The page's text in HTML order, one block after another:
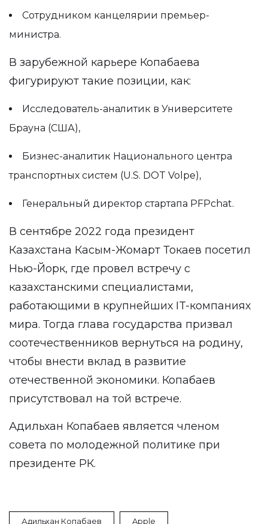
Сотрудником канцелярии премьер-
министра.
В зарубежной карьере Копабаева
фигурируют такие позиции, как:
Исследователь-аналитик в Университете
Брауна (США),
Бизнес-аналитик Национального центра
транспортных систем (U.S. DOT Volpe),
Генеральный директор стартапа PFPchat.
В сентябре 2022 года президент
Казахстана Касым-Жомарт Токаев посетил
Нью-Йорк, где провел встречу с
казахстанскими специалистами,
работающими в крупнейших IT-компаниях
мира. Тогда глава государства призвал
соотечественников вернуться на родину,
чтобы внести вклад в развитие
отечественной экономики. Копабаев
присутствовал на той встрече.
Адильхан Копабаев является членом
совета по молодежной политике при
президенте РК.
Адильхан Копабаев Apple